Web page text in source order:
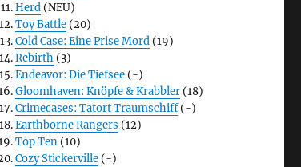
Herd (NEU)
Toy Battle (20)
Cold Case: Eine Prise Mord (19)
Rebirth (3)
Endeavor: Die Tiefsee (-)
Gloomhaven: Knöpfe & Krabbler (18)
Crimecases: Tatort Traumschiff(-)
Earthborne Rangers (12)
Top Ten (10)
Cozy Stickerville (-)